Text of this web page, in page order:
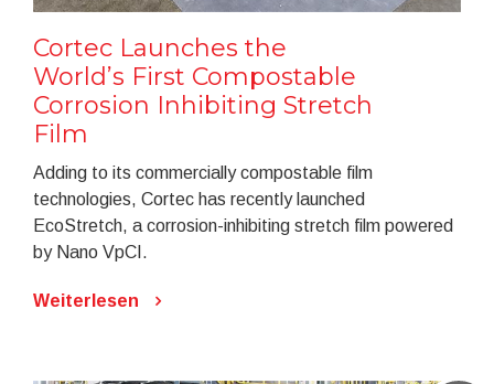
Cortec Launches the
World’s First Compostable
Corrosion Inhibiting Stretch
Film
Adding to its commercially compostable film
technologies, Cortec has recently launched
EcoStretch, a corrosion-inhibiting stretch film powered
by Nano VpCI.
Weiterlesen